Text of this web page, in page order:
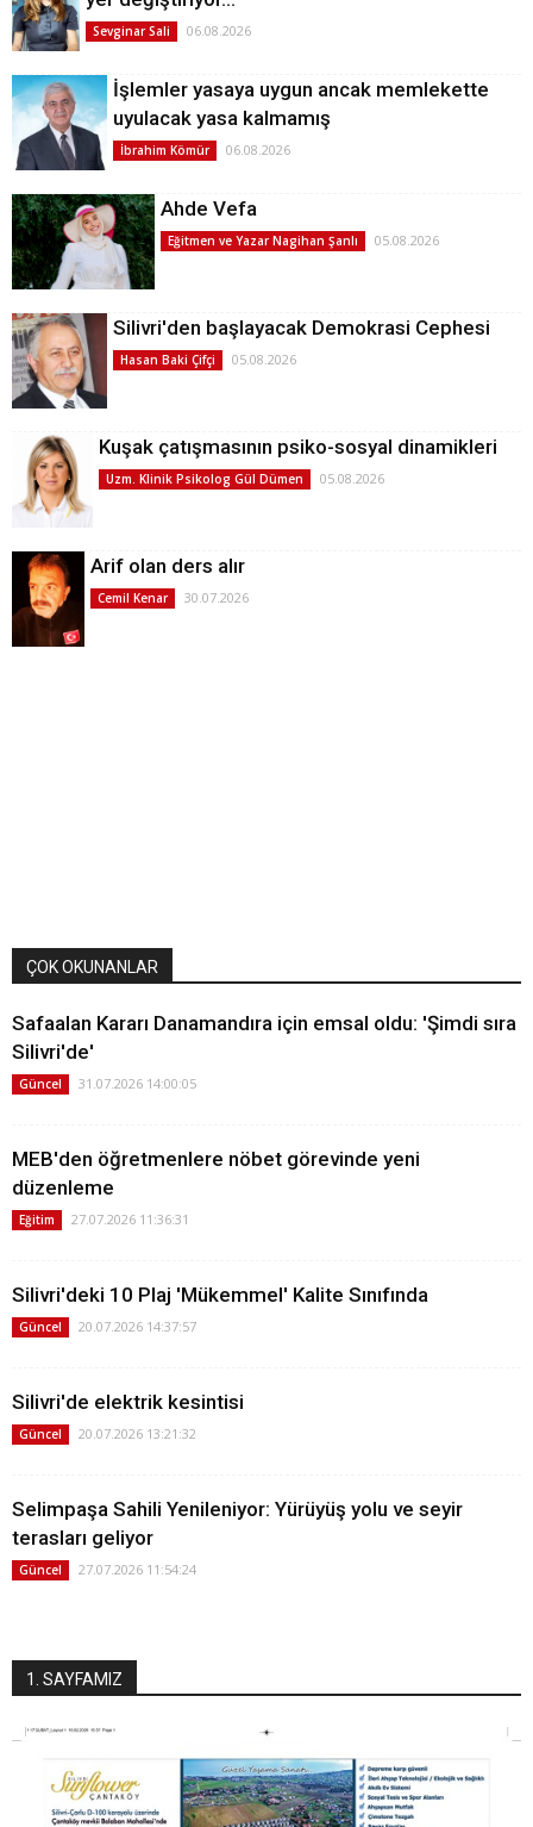
Sevginar Sali 06.08.2026
İşlemler yasaya uygun ancak memlekette
uyulacak yasa kalmamış
İbrahim Kömür 06.08.2026
Ahde Vefa
Eğitmen ve Yazar Nagihan Şanlı 05.08.2026
Silivri'den başlayacak Demokrasi Cephesi
Hasan Baki Çifçi 05.08.2026
Kuşak çatışmasının psiko-sosyal dinamikleri
Uzm. Klinik Psikolog Gül Dümen 05.08.2026
Arif olan ders alır
Cemil Kenar 30.07.2026
ÇOK OKUNANLAR
Safaalan Kararı Danamandıra için emsal oldu: 'Şimdi sıra
Silivri'de'
Güncel 31.07.2026 14:00:05
MEB'den öğretmenlere nöbet görevinde yeni
düzenleme
Eğitim 27.07.2026 11:36:31
Silivri'deki 10 Plaj 'Mükemmel' Kalite Sınıfında
Güncel 20.07.2026 14:37:57
Silivri'de elektrik kesintisi
Güncel 20.07.2026 13:21:32
Selimpaşa Sahili Yenileniyor: Yürüyüş yolu ve seyir
terasları geliyor
Güncel 27.07.2026 11:54:24
1. SAYFAMIZ